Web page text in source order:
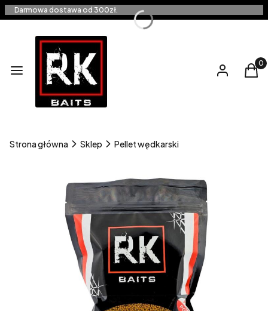
Darmowa dostawa od 300zł.
Menu Zaloguj się
Strona główna Sklep Pellet wędkarski